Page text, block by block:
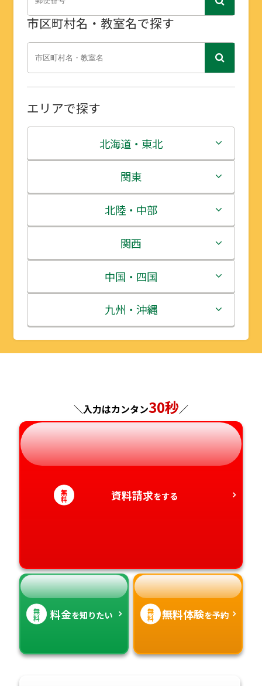
市区町村名・教室名で探す
エリアで探す
北海道・東北
北海道
青森県
岩手県
宮城県
秋田県
山形県
関東
茨城県
栃木県
群馬県
埼玉県
千葉県
神奈川県
北陸・中部
新潟県
富山県
石川県
福井県
長野県
岐阜県
静岡県
愛知県
関西
三重県
滋賀県
京都府
兵庫県
奈良県
和歌山県
中国・四国
鳥取県
島根県
広島県
山口県
香川県
高知県
九州・沖縄
福岡県
長崎県
熊本県
宮崎県
沖縄県
＼入力はカンタン30秒／
無
料 資料請求をする
無
料 料金を知りたい 無
料 無料体験を予約